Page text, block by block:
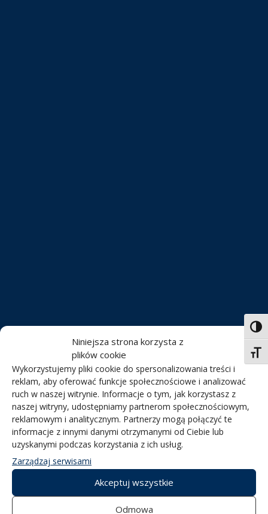
Niniejsza strona korzysta z
plików cookie
Wykorzystujemy pliki cookie do spersonalizowania treści i
reklam, aby oferować funkcje społecznościowe i analizować
ruch w naszej witrynie. Informacje o tym, jak korzystasz z
naszej witryny, udostępniamy partnerom społecznościowym,
reklamowym i analitycznym. Partnerzy mogą połączyć te
informacje z innymi danymi otrzymanymi od Ciebie lub
uzyskanymi podczas korzystania z ich usług.
Zarządzaj serwisami
Akceptuj wszystkie
Odmowa
WISŁA
Odkryj z nami magię Królowej
Polskich Rzek. Poznaj wyjątkową
wiślaną atmosferę. Wisła stała się
bardzo dostępna, Warszawa jest